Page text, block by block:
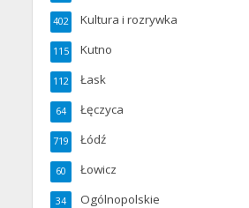
Kultura i rozrywka
402
Kutno
115
Łask
112
Łęczyca
64
Łódź
719
Łowicz
60
Ogólnopolskie
34